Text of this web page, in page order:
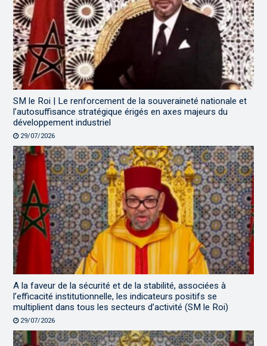
SM le Roi | Le renforcement de la souveraineté nationale et
l’autosuffisance stratégique érigés en axes majeurs du
développement industriel
29/07/2026
A la faveur de la sécurité et de la stabilité, associées à
l’efficacité institutionnelle, les indicateurs positifs se
multiplient dans tous les secteurs d’activité (SM le Roi)
29/07/2026